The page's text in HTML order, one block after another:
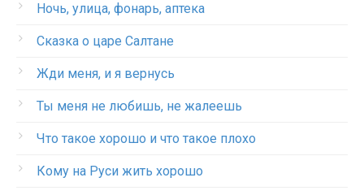
Ночь, улица, фонарь, аптека
Сказка о царе Салтане
Жди меня, и я вернусь
Ты меня не любишь, не жалеешь
Что такое хорошо и что такое плохо
Кому на Руси жить хорошо